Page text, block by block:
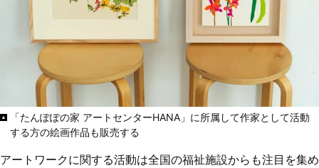
「たんぽぽの家 アートセンターHANA」に所属して作家として活動
する方の絵画作品も販売する
アートワークに関する活動は全国の福祉施設からも注目を集め